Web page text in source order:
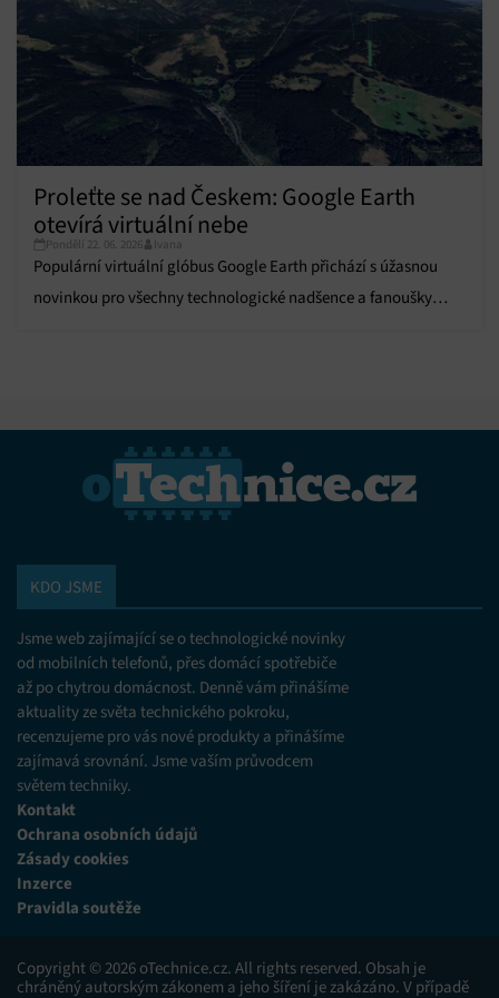
Proleťte se nad Českem: Google Earth
otevírá virtuální nebe
Pondělí 22. 06. 2026 Ivana
Populární virtuální glóbus Google Earth přichází s úžasnou
novinkou pro všechny technologické nadšence a fanoušky
KDO JSME
Jsme web zajímající se o technologické novinky
od mobilních telefonů, přes domácí spotřebiče
až po chytrou domácnost. Denně vám přinášíme
aktuality ze světa technického pokroku,
recenzujeme pro vás nové produkty a přinášíme
zajímavá srovnání. Jsme vaším průvodcem
světem techniky.
Kontakt
Ochrana osobních údajů
Zásady cookies
Inzerce
Pravidla soutěže
Copyright © 2026 oTechnice.cz. All rights reserved. Obsah je
chráněný autorským zákonem a jeho šíření je zakázáno. V případě